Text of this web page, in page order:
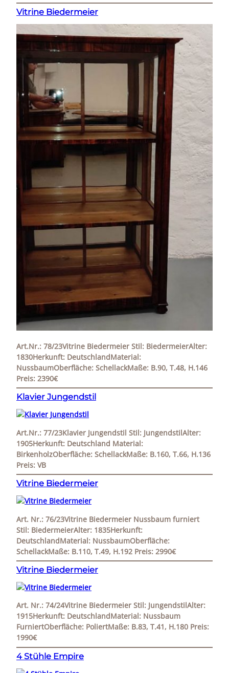
Vitrine Biedermeier
Art.Nr.: 78/23Vitrine Biedermeier Stil: BiedermeierAlter:
1830Herkunft: DeutschlandMaterial:
NussbaumOberfläche: SchellackMaße: B.90, T.48, H.146
Preis: 2390€
Klavier Jungendstil
Art.Nr.: 77/23Klavier Jungendstil Stil: JungendstilAlter:
1905Herkunft: Deutschland Material:
BirkenholzOberfläche: SchellackMaße: B.160, T.66, H.136
Preis: VB
Vitrine Biedermeier
Art. Nr.: 76/23Vitrine Biedermeier Nussbaum furniert
Stil: BiedermeierAlter: 1835Herkunft:
DeutschlandMaterial: NussbaumOberfläche:
SchellackMaße: B.110, T.49, H.192 Preis: 2990€
Vitrine Biedermeier
Art. Nr.: 74/24Vitrine Biedermeier Stil: JungendstilAlter:
1915Herkunft: DeutschlandMaterial: Nussbaum
FurniertOberfläche: PoliertMaße: B.83, T.41, H.180 Preis:
1990€
4 Stühle Empire